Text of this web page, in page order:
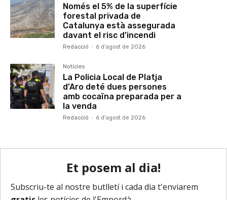
Només el 5% de la superfície
forestal privada de
Catalunya està assegurada
davant el risc d’incendi
Redacció - 6 d'agost de 2026
Notícies
La Policia Local de Platja
d’Aro deté dues persones
amb cocaïna preparada per a
la venda
Redacció - 6 d'agost de 2026